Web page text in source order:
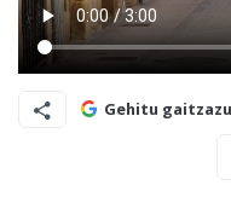
Gehitu